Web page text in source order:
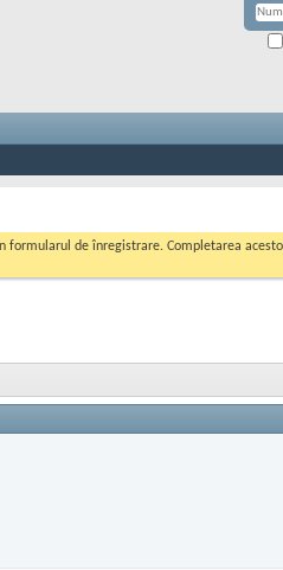
de înregistrare. Completarea